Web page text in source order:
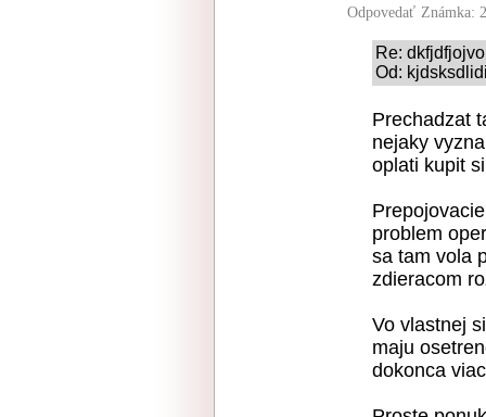
Odpovedať Známka:
Re:
Od:
Prechadzat
nejaky
oplati kupit
problem
sa tam vola
zdieracom
Vo vlastnej
maju
dokonca